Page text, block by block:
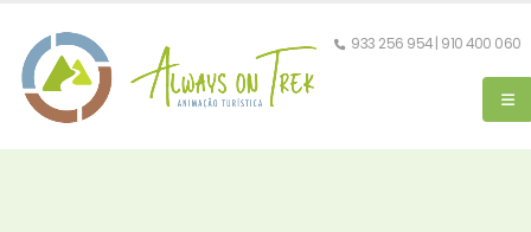
933 256 954 | 910 400 060